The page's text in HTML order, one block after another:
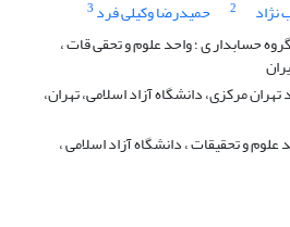
نژاد 2 حمیدرضا وکیلی فرد 3
حسابدار ی ؛ واحد علوم و تحقی قات ،
مرکزی، دانشگاه آزاد اسلامی، تهران،
و تحقیقات ، دانشگاه آزاد اسلامی ،